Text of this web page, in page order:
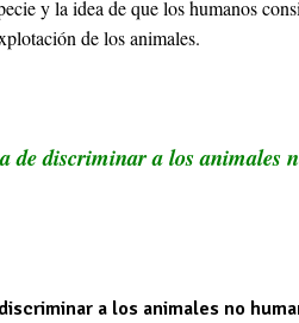
y la idea de que los humanos
de los animales.
de discriminar a los animales
discriminar a los animales no